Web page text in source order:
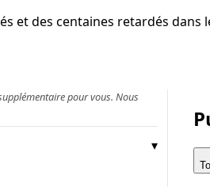
et des centaines retardés
pour vous. Nous